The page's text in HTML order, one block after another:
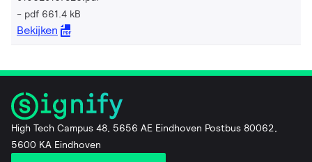
pdf 661.4 kB
Bekijken
High Tech Campus 48, 5656 AE Eindhoven Postbus 80062,
5600 KA Eindhoven